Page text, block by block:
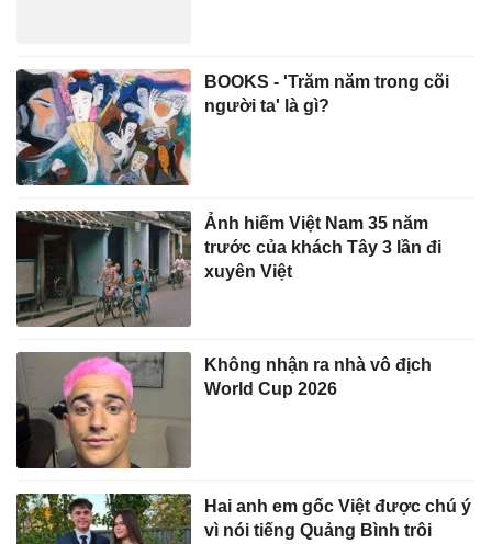
BOOKS - 'Trăm năm trong cõi
người ta' là gì?
Ảnh hiếm Việt Nam 35 năm
trước của khách Tây 3 lần đi
xuyên Việt
Không nhận ra nhà vô địch
World Cup 2026
Hai anh em gốc Việt được chú ý
vì nói tiếng Quảng Bình trôi